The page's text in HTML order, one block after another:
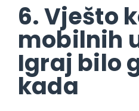
6. Vješto
mobilnih
Igraj bilo
kada